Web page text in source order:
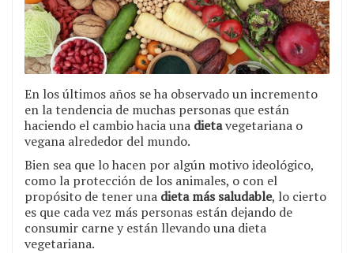
En los últimos años se ha observado un incremento
en la tendencia de muchas personas que están
haciendo el cambio hacia una dietavegetariana o
vegana alrededor del mundo.
Bien sea que lo hacen por algún motivo ideológico,
como la protección de los animales, o con el
propósito de tener una dieta más saludable, lo cierto
es que cada vez más personas están dejando de
consumir carne y están llevando una dieta
vegetariana.